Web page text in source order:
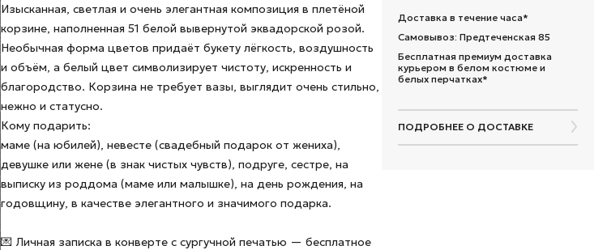
Изысканная, светлая и очень элегантная композиция в плетёной
корзине, наполненная 51 белой вывернутой эквадорской розой.
Необычная форма цветов придаёт букету лёгкость, воздушность
и объём, а белый цвет символизирует чистоту, искренность и
благородство. Корзина не требует вазы, выглядит очень стильно,
нежно и статусно.
Кому подарить:
маме (на юбилей), невесте (свадебный подарок от жениха),
девушке или жене (в знак чистых чувств), подруге, сестре, на
выписку из роддома (маме или малышке), на день рождения, на
годовщину, в качестве элегантного и значимого подарка.
💌 Личная записка в конверте с сургучной печатью — бесплатное
Доставка в течение часа*
Самовывоз: Предтеченская 85
Бесплатная премиум доставка
курьером в белом костюме и
белых перчатках*
ПОДРОБНЕЕ О ДОСТАВКЕ